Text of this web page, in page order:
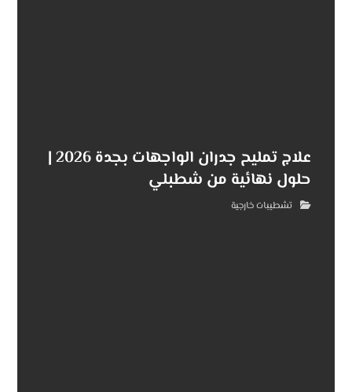
علاج تمليح جدران الواجهات بجدة 2026 |
حلول نهائية من شطبلي
تشطيبات خارجية